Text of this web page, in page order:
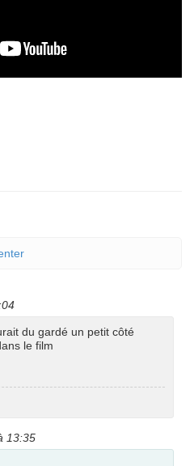
du gardé un petit côté
le film
13:35